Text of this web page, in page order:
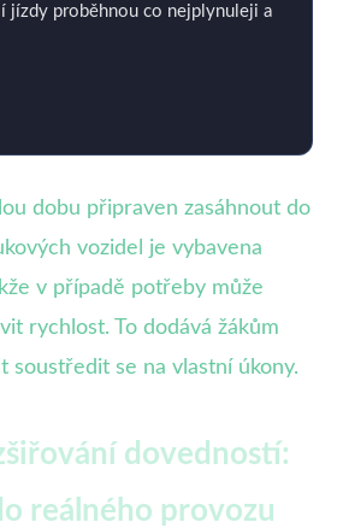
jízdy proběhnou co nejplynuleji a
dobu připraven zasáhnout do
vozidel je vybavena
v případě potřeby může
rychlost. To dodává žákům
soustředit se na vlastní úkony.
dovedností:
reálného provozu